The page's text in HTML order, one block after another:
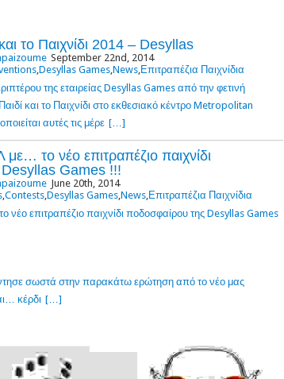
το Παιχνίδι 2014 – Desyllas
September 22nd, 2014
,Desyllas Games,News,Επιτραπέζια Παιχνίδια
της εταιρείας Desyllas Games από την φετινή
και το Παιχνίδι στο εκθεσιακό κέντρο Metropolitan
αυτές τις μέρε […]
το νέο επιτραπέζιο παιχνίδι
Games !!!
June 20th, 2014
,Contests,Desyllas Games,News,Επιτραπέζια Παιχνίδια
επιτραπέζιο παιχνίδι ποδοσφαίρου της Desyllas Games
σωστά στην παρακάτω ερώτηση από το νέο μας
κέρδι […]